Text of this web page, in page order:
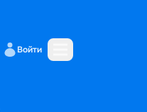
Войти